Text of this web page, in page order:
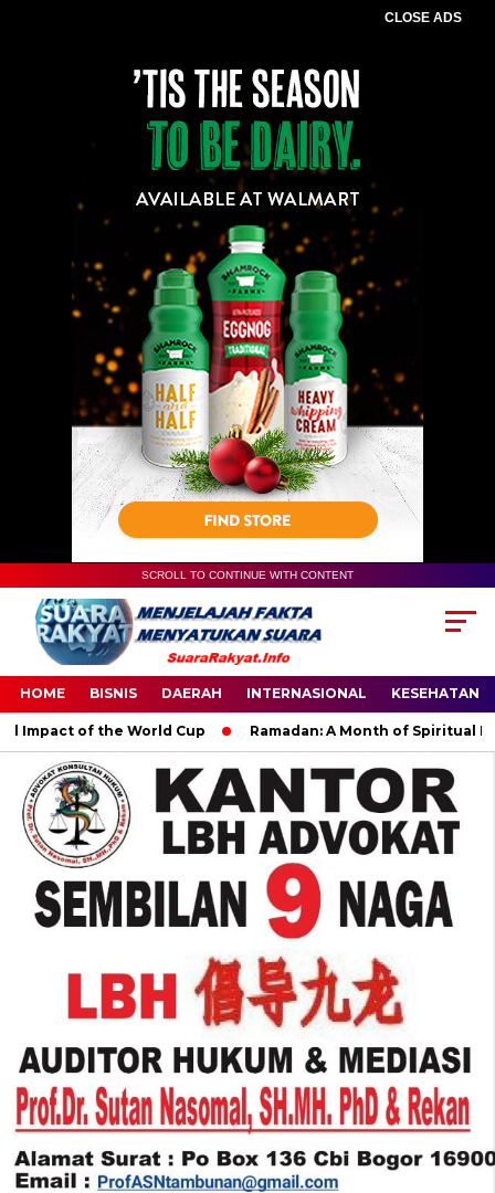
CLOSE ADS
SCROLL TO CONTINUE WITH CONTENT
HOME BISNIS DAERAH INTERNASIONAL KESEHATAN
of the World Cup Ramadan: A Month of Spiritual